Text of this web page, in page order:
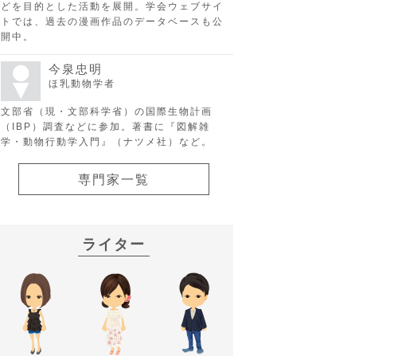
どを目的とした活動を展開。学会ウェブサイ
トでは、過去の漫画作品のデータベースも公
開中。
今泉忠明
ほ乳動物学者
文部省（現・文部科学省）の国際生物計画
（IBP）調査などに参加。著書に『図解雑
学・動物行動学入門』（ナツメ社）など。
専門家一覧
ライター